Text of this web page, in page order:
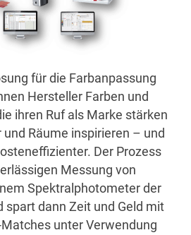
für die Farbanpassung
Hersteller Farben und
ihren Ruf als Marke stärken
Räume inspirieren – und
Der Prozess
Messung von
Spektralphotometer der
spart dann Zeit und Geld mit
unter Verwendung